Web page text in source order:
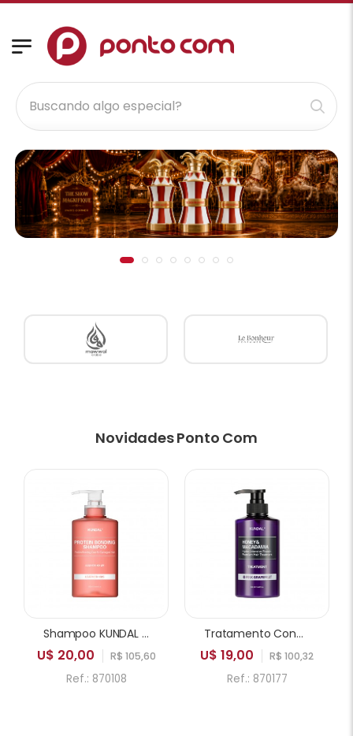
Novidades Ponto Com
Shampoo KUNDAL Protein Bonding Leather Iris 500ml
U$ 20,00 R$ 105,60
Ref.: 870108
Tratamento Condicionador KUNDAL Honey & Macadamia Hydro Intensive Protein Pink Grapefruit 500ml
U$ 19,00 R$ 100,32
Ref.: 870177